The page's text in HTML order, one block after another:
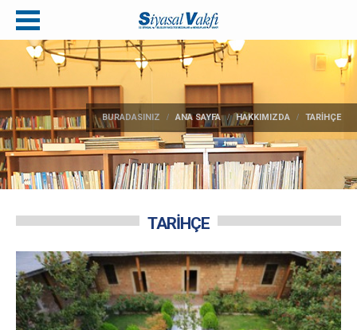
BURADASINIZ ANA SAYFA HAKKIMIZDA TARİHÇE
TARİHÇE